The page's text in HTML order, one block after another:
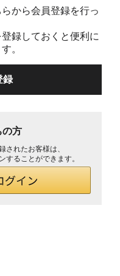
から会員登録を行っ
録しておくと便利に
。
の方
されたお客様は、
することができます。